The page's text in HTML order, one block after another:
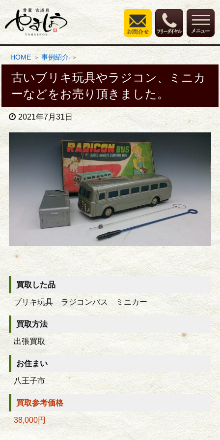
HOME 事例紹介
古いブリキ玩具やラジコン、ミニカ
ーなどをお売り頂きました。
2021年7月31日
買取した品
ブリキ玩具 ラジコンバス ミニカー
買取方法
出張買取
お住まい
八王子市
買取参考価格
38,000円